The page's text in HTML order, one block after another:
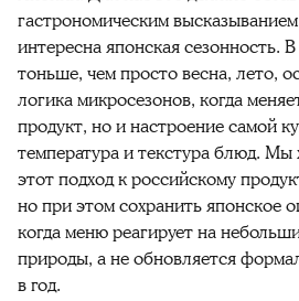
гастрономическим
интересна японская сезонность.
тоньше, чем просто весна, лето,
логика микросезонов, когда
продукт, но и настроение самой
температура и текстура блюд. Мы
этот подход к российскому
но при этом сохранить
когда меню реагирует на
природы, а не обновляется
в год.